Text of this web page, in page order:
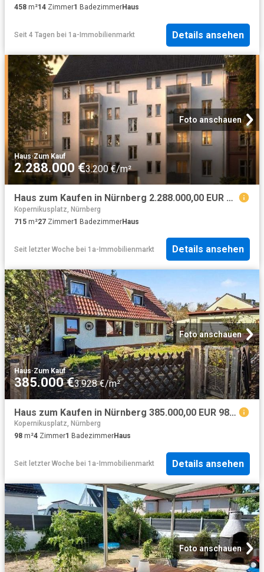
458 m²14 Zimmer1 BadezimmerHaus
Seit 4 Tagen bei 1a-Immobilienmarkt Details ansehen
Foto anschauen
Haus·Zum Kauf
2.288.000 €3.200 €/m²
Haus zum Kaufen in Nürnberg 2.288.000,00 EUR 715 m²
Kopernikusplatz, Nürnberg
715 m²27 Zimmer1 BadezimmerHaus
Seit letzter Woche bei 1a-Immobilienmarkt Details ansehen
Foto anschauen
Haus·Zum Kauf
385.000 €3.928 €/m²
Haus zum Kaufen in Nürnberg 385.000,00 EUR 98.83 m²
Kopernikusplatz, Nürnberg
98 m²4 Zimmer1 BadezimmerHaus
Seit letzter Woche bei 1a-Immobilienmarkt Details ansehen
Foto anschauen